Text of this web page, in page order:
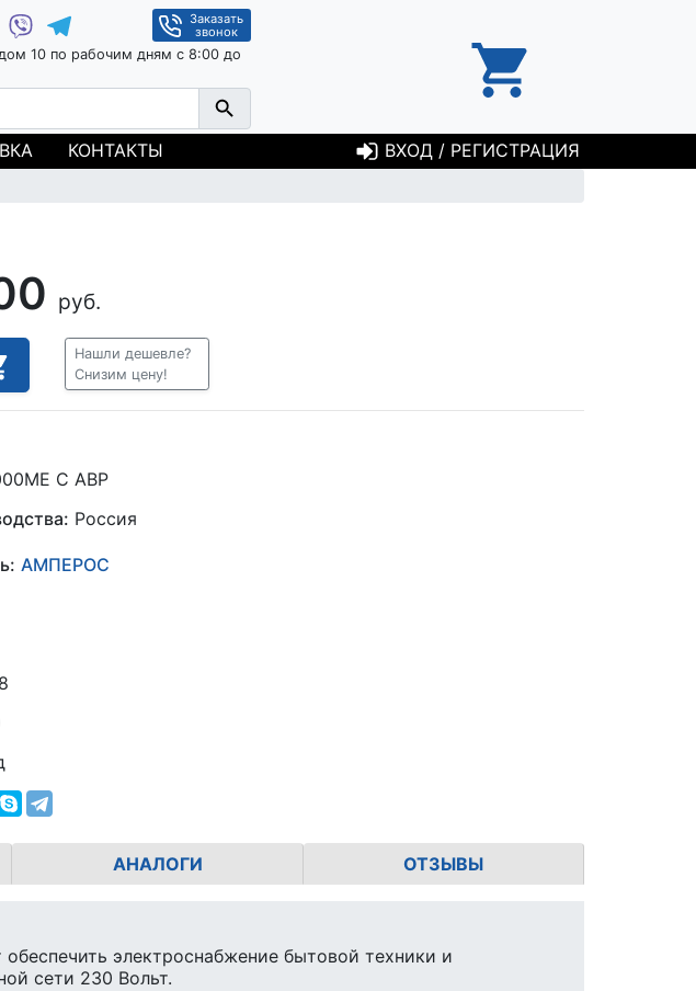
Заказать
звонок
10 по рабочим дням с 8:00 до
КОНТАКТЫ ВХОД / РЕГИСТРАЦИЯ
руб.
Нашли дешевле?
Снизим цену!
С АВР
Россия
АМПЕРОС
АНАЛОГИ ОТЗЫВЫ
электроснабжение бытовой техники и
сети 230 Вольт.